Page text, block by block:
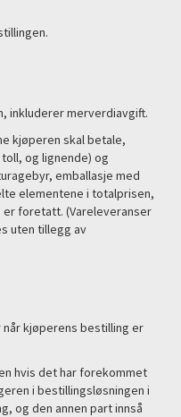
inkluderer merverdiavgift.
kjøperen skal betale,
og lignende) og
emballasje med
elementene i totalprisen,
foretatt. (Vareleveranser
uten tillegg av
kjøperens bestilling er
hvis det har forekommet
i bestillingsløsningen i
og den annen part innså